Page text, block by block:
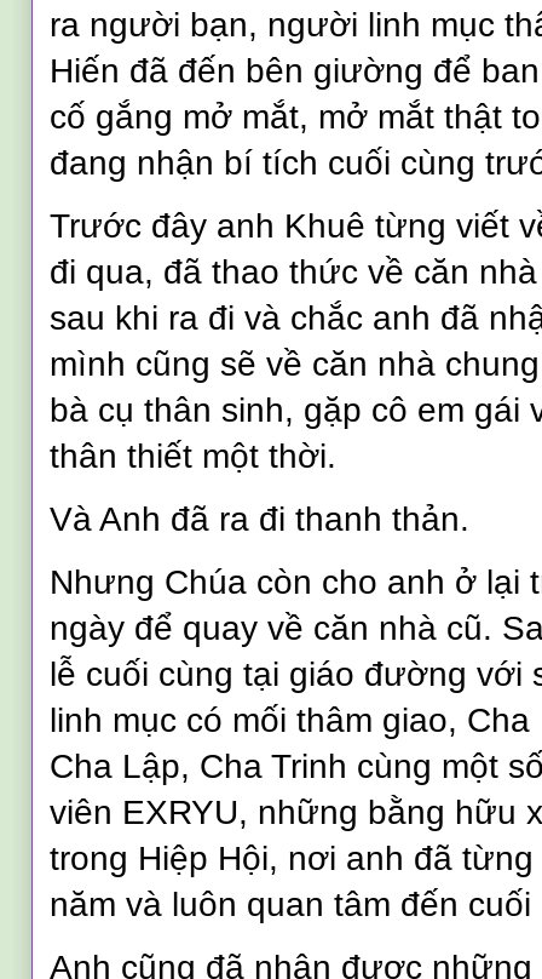
ra người bạn, người linh mục
Hiến đã đến bên giường để
cố gắng mở mắt, mở mắt thật
đang nhận bí tích cuối cùng
Trước đây anh Khuê từng viết
đi qua, đã thao thức về căn
sau khi ra đi và chắc anh đã
mình cũng sẽ về căn nhà
bà cụ thân sinh, gặp cô em gái
thân thiết một thời.
Và Anh đã ra đi thanh thản.
Nhưng Chúa còn cho anh ở lại
ngày để quay về căn nhà cũ.
lễ cuối cùng tại giáo đường với
linh mục có mối thâm giao,
Cha Lập, Cha Trinh cùng một
viên EXRYU, những bằng hữu
trong Hiệp Hội, nơi anh đã
năm và luôn quan tâm đến cuối
Anh cũng đã nhận được